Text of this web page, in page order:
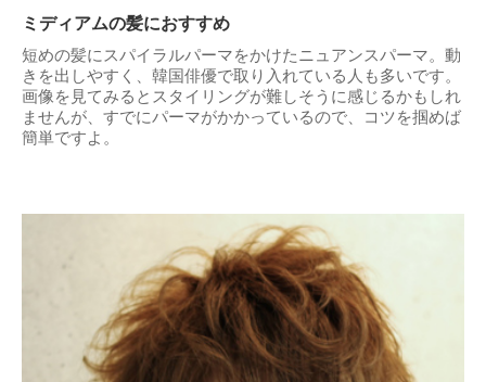
ミディアムの髪におすすめ
短めの髪にスパイラルパーマをかけたニュアンスパーマ。動
きを出しやすく、韓国俳優で取り入れている人も多いです。
画像を見てみるとスタイリングが難しそうに感じるかもしれ
ませんが、すでにパーマがかかっているので、コツを掴めば
簡単ですよ。